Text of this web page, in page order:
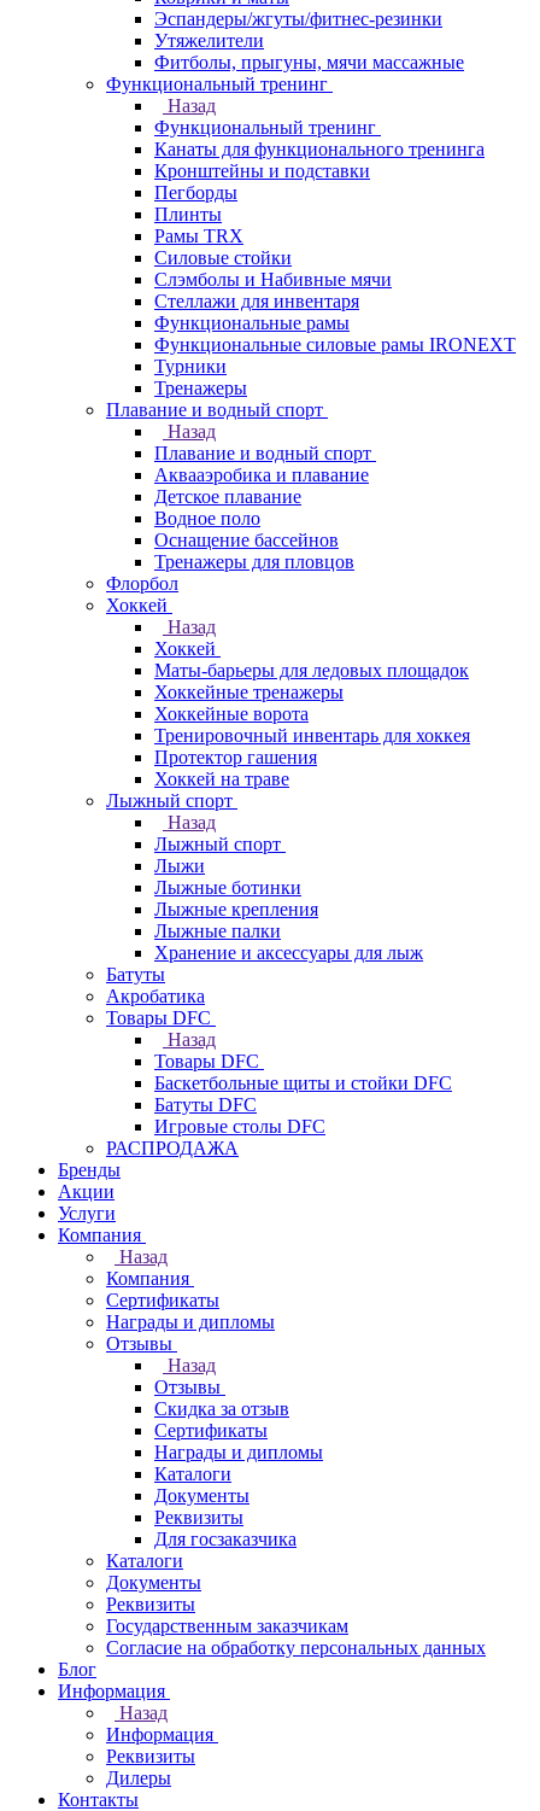
Эспандеры/жгуты/фитнес-резинки
Утяжелители
Фитболы, прыгуны, мячи массажные
Функциональный тренинг
Назад
Функциональный тренинг
Канаты для функционального тренинга
Кронштейны и подставки
Пегборды
Плинты
Рамы TRX
Силовые стойки
Слэмболы и Набивные мячи
Стеллажи для инвентаря
Функциональные рамы
Функциональные силовые рамы IRONEXT
Турники
Тренажеры
Плавание и водный спорт
Назад
Плавание и водный спорт
Аквааэробика и плавание
Детское плавание
Водное поло
Оснащение бассейнов
Тренажеры для пловцов
Флорбол
Хоккей
Назад
Хоккей
Маты-барьеры для ледовых площадок
Хоккейные тренажеры
Хоккейные ворота
Тренировочный инвентарь для хоккея
Протектор гашения
Хоккей на траве
Лыжный спорт
Назад
Лыжный спорт
Лыжи
Лыжные ботинки
Лыжные крепления
Лыжные палки
Хранение и аксессуары для лыж
Батуты
Акробатика
Товары DFC
Назад
Товары DFC
Баскетбольные щиты и стойки DFC
Батуты DFC
Игровые столы DFC
РАСПРОДАЖА
Бренды
Акции
Услуги
Компания
Назад
Компания
Сертификаты
Награды и дипломы
Отзывы
Назад
Отзывы
Скидка за отзыв
Сертификаты
Награды и дипломы
Каталоги
Документы
Реквизиты
Для госзаказчика
Каталоги
Документы
Реквизиты
Государственным заказчикам
Согласие на обработку персональных данных
Блог
Информация
Назад
Информация
Реквизиты
Дилеры
Контакты